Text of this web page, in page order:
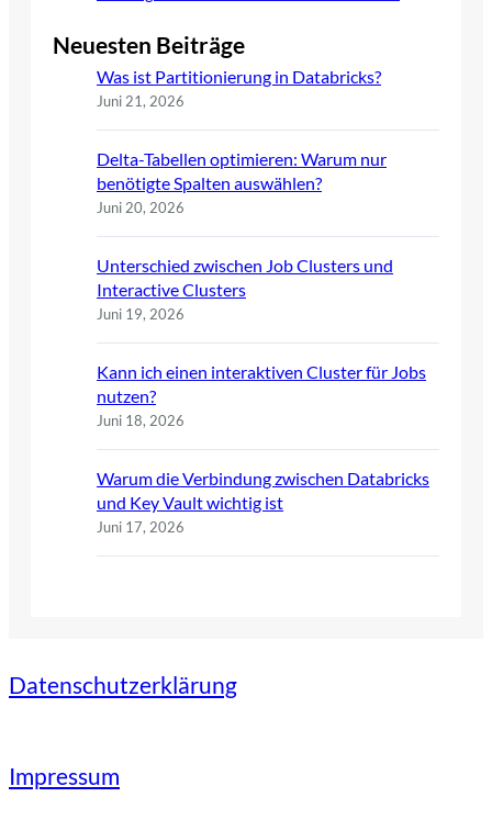
Neuesten Beiträge
Was ist Partitionierung in Databricks?
Juni 21, 2026
Delta-Tabellen optimieren: Warum nur
benötigte Spalten auswählen?
Juni 20, 2026
Unterschied zwischen Job Clusters und
Interactive Clusters
Juni 19, 2026
Kann ich einen interaktiven Cluster für Jobs
nutzen?
Juni 18, 2026
Warum die Verbindung zwischen Databricks
und Key Vault wichtig ist
Juni 17, 2026
Datenschutzerklärung
Impressum